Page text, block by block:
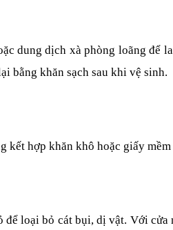
dung dịch xà phòng loãng
bằng khăn sạch sau khi vệ sinh.
hợp khăn khô hoặc giấy
loại bỏ cát bụi, dị vật. Với